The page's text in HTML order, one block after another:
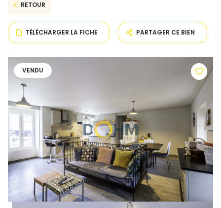
RETOUR
TÉLÉCHARGER LA FICHE PARTAGER CE BIEN
VENDU